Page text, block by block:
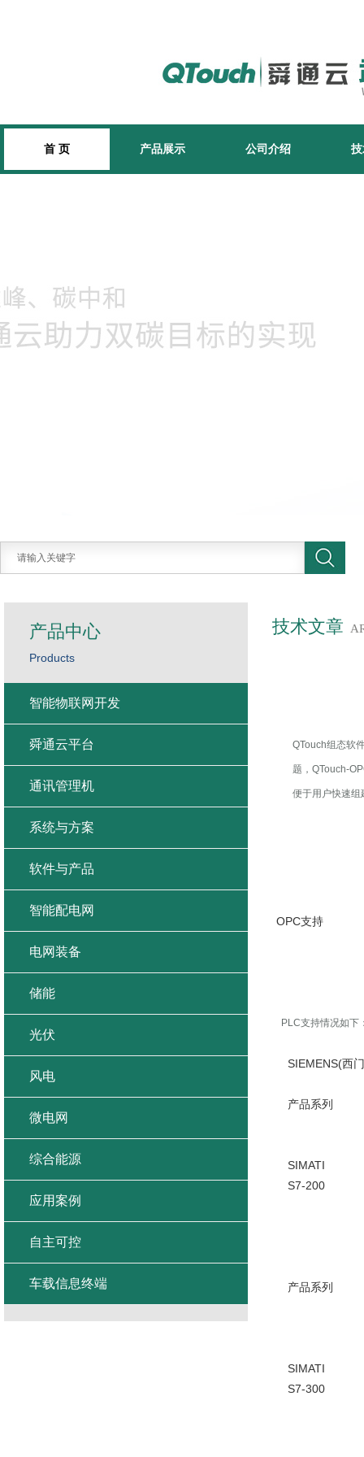
首 页 产品展示 公司介绍
技术文章
QTouch组态软
题，QTouch-
便于用户快速组
OPC支持
PLC支持情况如下
SIEMENS(西
产品系列
SIMATI
S7-200
产品系列
SIMATI
S7-300
产品中心
Products
智能物联网开发
舜通云平台
通讯管理机
系统与方案
软件与产品
智能配电网
电网装备
储能
光伏
风电
微电网
综合能源
应用案例
自主可控
车载信息终端